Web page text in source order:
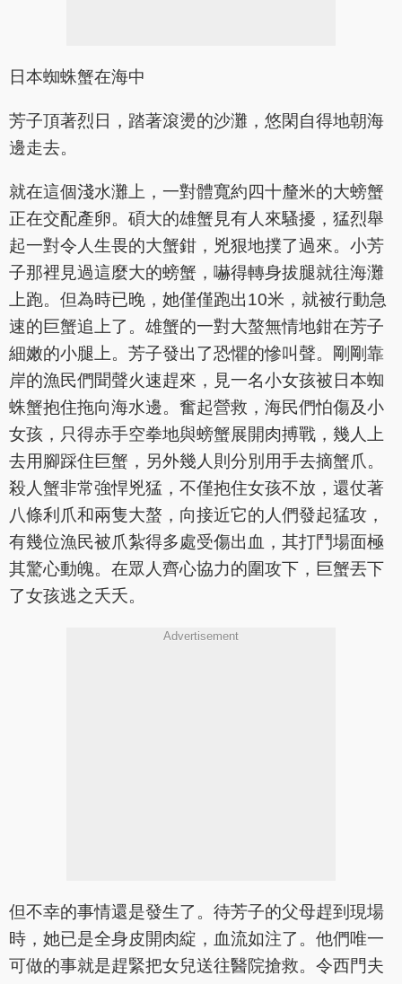
日本蜘蛛蟹在海中
芳子頂著烈日，踏著滾燙的沙灘，悠閑自得地朝海
邊走去。
就在這個淺水灘上，一對體寬約四十釐米的大螃蟹
正在交配產卵。碩大的雄蟹見有人來騷擾，猛烈舉
起一對令人生畏的大蟹鉗，兇狠地撲了過來。小芳
子那裡見過這麼大的螃蟹，嚇得轉身拔腿就往海灘
上跑。但為時已晚，她僅僅跑出10米，就被行動急
速的巨蟹追上了。雄蟹的一對大螯無情地鉗在芳子
細嫩的小腿上。芳子發出了恐懼的慘叫聲。剛剛靠
岸的漁民們聞聲火速趕來，見一名小女孩被日本蜘
蛛蟹抱住拖向海水邊。奮起營救，海民們怕傷及小
女孩，只得赤手空拳地與螃蟹展開肉搏戰，幾人上
去用腳踩住巨蟹，另外幾人則分別用手去摘蟹爪。
殺人蟹非常強悍兇猛，不僅抱住女孩不放，還仗著
八條利爪和兩隻大螯，向接近它的人們發起猛攻，
有幾位漁民被爪紮得多處受傷出血，其打鬥場面極
其驚心動魄。在眾人齊心協力的圍攻下，巨蟹丟下
了女孩逃之夭夭。
Advertisement
但不幸的事情還是發生了。待芳子的父母趕到現場
時，她已是全身皮開肉綻，血流如注了。他們唯一
可做的事就是趕緊把女兒送往醫院搶救。令西門夫